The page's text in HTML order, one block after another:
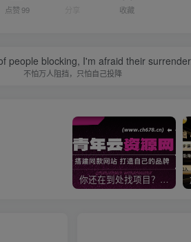
点赞99 收藏
people blocking, I'm afraid their
不怕万人阻挡，只怕自己投降
你还在到处找项目？还在当韭菜？我靠卖项目一个月收入5万+，曾经我也是个失败者。